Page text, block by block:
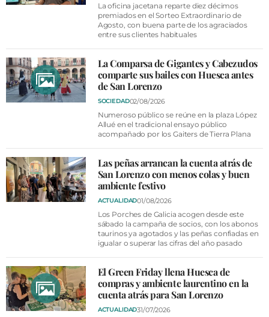
La oficina jacetana reparte diez décimos
premiados en el Sorteo Extraordinario de
Agosto, con buena parte de los agraciados
entre sus clientes habituales
La Comparsa de Gigantes y Cabezudos
comparte sus bailes con Huesca antes
de San Lorenzo
SOCIEDAD02/08/2026
Numeroso público se reúne en la plaza López
Allué en el tradicional ensayo público
acompañado por los Gaiters de Tierra Plana
Las peñas arrancan la cuenta atrás de
San Lorenzo con menos colas y buen
ambiente festivo
ACTUALIDAD01/08/2026
Los Porches de Galicia acogen desde este
sábado la campaña de socios, con los abonos
taurinos ya agotados y las peñas confiadas en
igualar o superar las cifras del año pasado
El Green Friday llena Huesca de
compras y ambiente laurentino en la
cuenta atrás para San Lorenzo
ACTUALIDAD31/07/2026